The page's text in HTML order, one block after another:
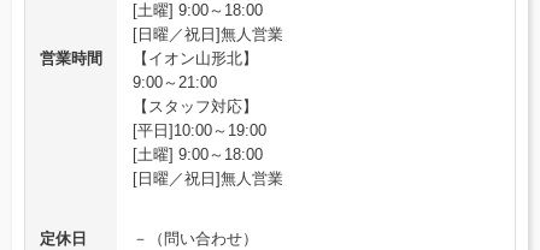
営業時間
[土曜] 9:00～18:00
[日曜／祝日]無人営業
【イオン山形北】
9:00～21:00
【スタッフ対応】
[平日]10:00～19:00
[土曜] 9:00～18:00
[日曜／祝日]無人営業
定休日 －（問い合わせ）